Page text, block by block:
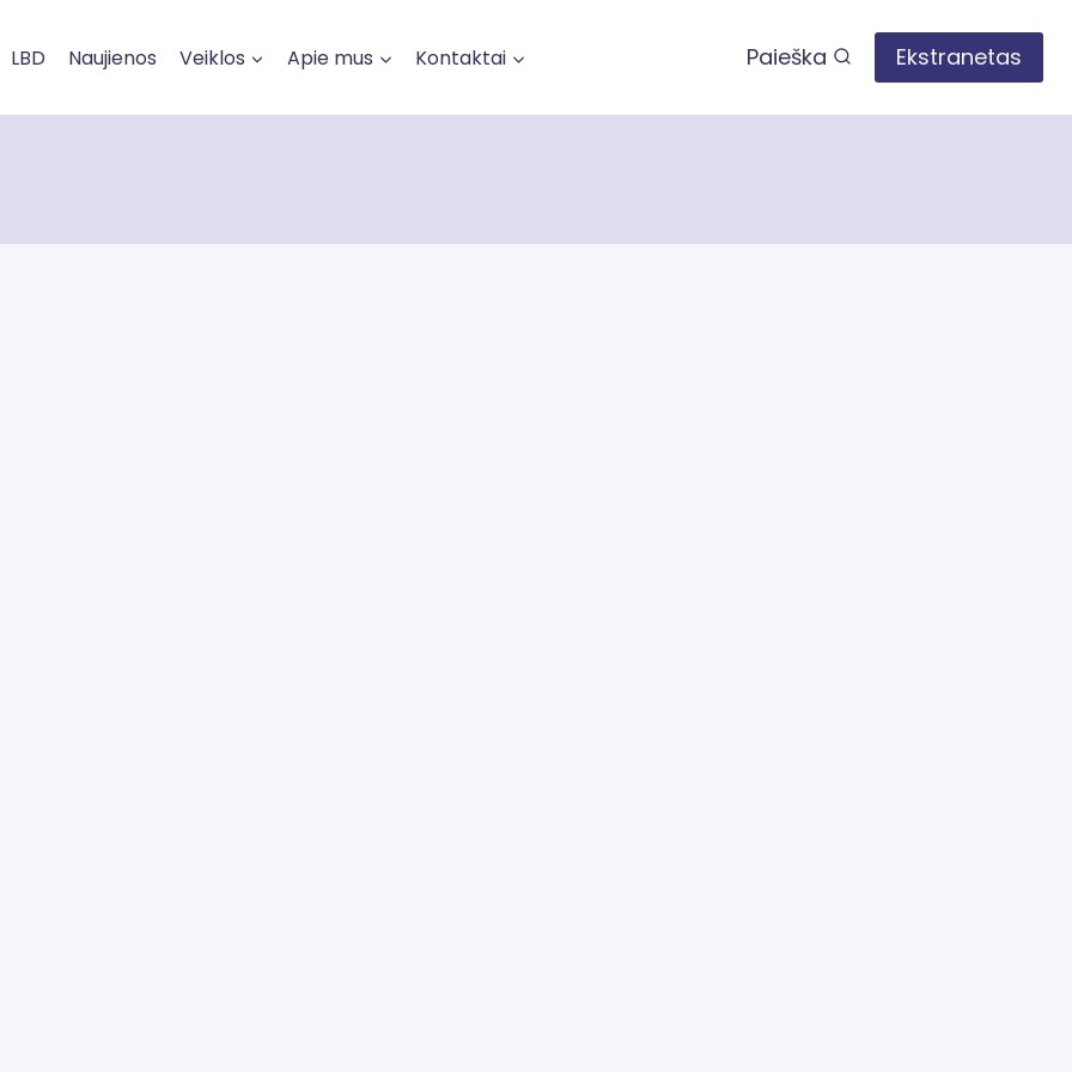
LBD Naujienos Veiklos Apie mus Kontaktai Paieška Ekstranetas